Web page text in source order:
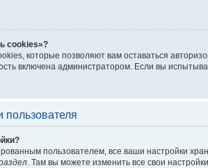
cookies»?
которые позволяют вам оставаться
включена администратором. Если вы
пользователя
пользователем, все ваши настройки
. Там вы можете изменить все свои